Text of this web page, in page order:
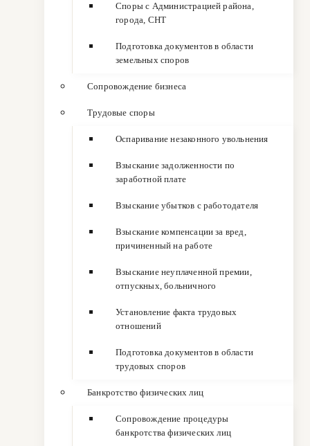
Споры с Администрацией района,
города, СНТ
Подготовка документов в области
земельных споров
Сопровождение бизнеса
Трудовые споры
Оспаривание незаконного увольнения
Взыскание задолженности по
заработной плате
Взыскание убытков с работодателя
Взыскание компенсации за вред,
причиненный на работе
Взыскание неуплаченной премии,
отпускных, больничного
Установление факта трудовых
отношений
Подготовка документов в области
трудовых споров
Банкротство физических лиц
Сопровождение процедуры
банкротства физических лиц